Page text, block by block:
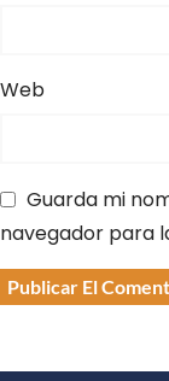
Web
Guarda mi
navegador para